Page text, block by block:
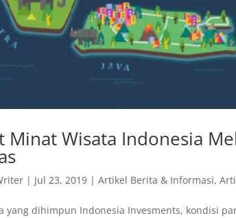
Minat Wisata Indonesia
| Jul 23, 2019 |Artikel Berita & Informasi,
yang dihimpun Indonesia Invesments, kondisi